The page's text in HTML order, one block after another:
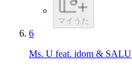
マイうた
6
Ms. U feat. idom & SALU